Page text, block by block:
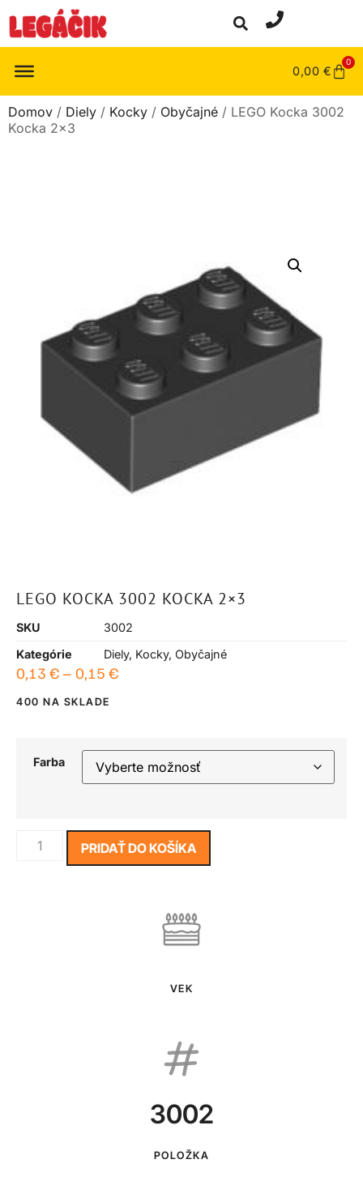
0,00 €
0
Domov / Diely / Kocky / Obyčajné / LEGO Kocka 3002
Kocka 2×3
LEGO KOCKA 3002 KOCKA 2×3
SKU
3002
Kategórie
Diely, Kocky, Obyčajné
0,13 € – 0,15 €
400 NA SKLADE
Farba
PRIDAŤ DO KOŠÍKA
VEK
3002
POLOŽKA